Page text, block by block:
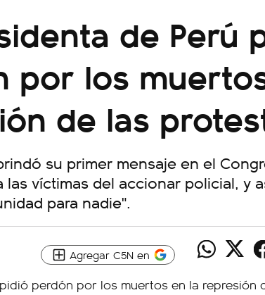
de Perú
por los
de las
su primer mensaje en el
las víctimas del accionar policial, y
para nadie".
Agregar C5N en